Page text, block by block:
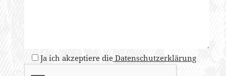
Ja ich akzeptiere dieDatenschutzerklärung